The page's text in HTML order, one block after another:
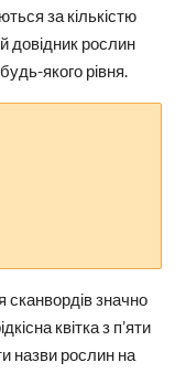
за кількістю
довідник рослин
якого рівня.
сканвордів значно
квітка з п’яти
назви рослин на